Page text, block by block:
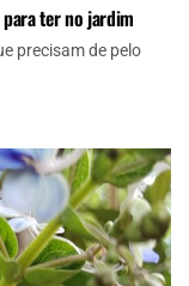
ter no jardim
precisam de pelo